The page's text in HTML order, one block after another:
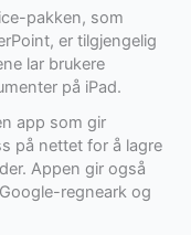
pakken, som
er tilgjengelig
lar brukere
på iPad.
app som gir
på nettet for å lagre
Appen gir også
regneark og